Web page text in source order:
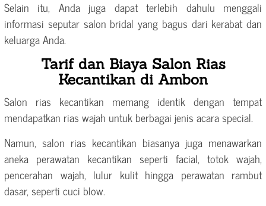
Selain itu, Anda juga dapat terlebih dahulu menggali
informasi seputar salon bridal yang bagus dari kerabat dan
keluarga Anda.
Tarif dan Biaya Salon Rias
Kecantikan di Ambon
Salon rias kecantikan memang identik dengan tempat
mendapatkan rias wajah untuk berbagai jenis acara special.
Namun, salon rias kecantikan biasanya juga menawarkan
aneka perawatan kecantikan seperti facial, totok wajah,
pencerahan wajah, lulur kulit hingga perawatan rambut
dasar, seperti cuci blow.